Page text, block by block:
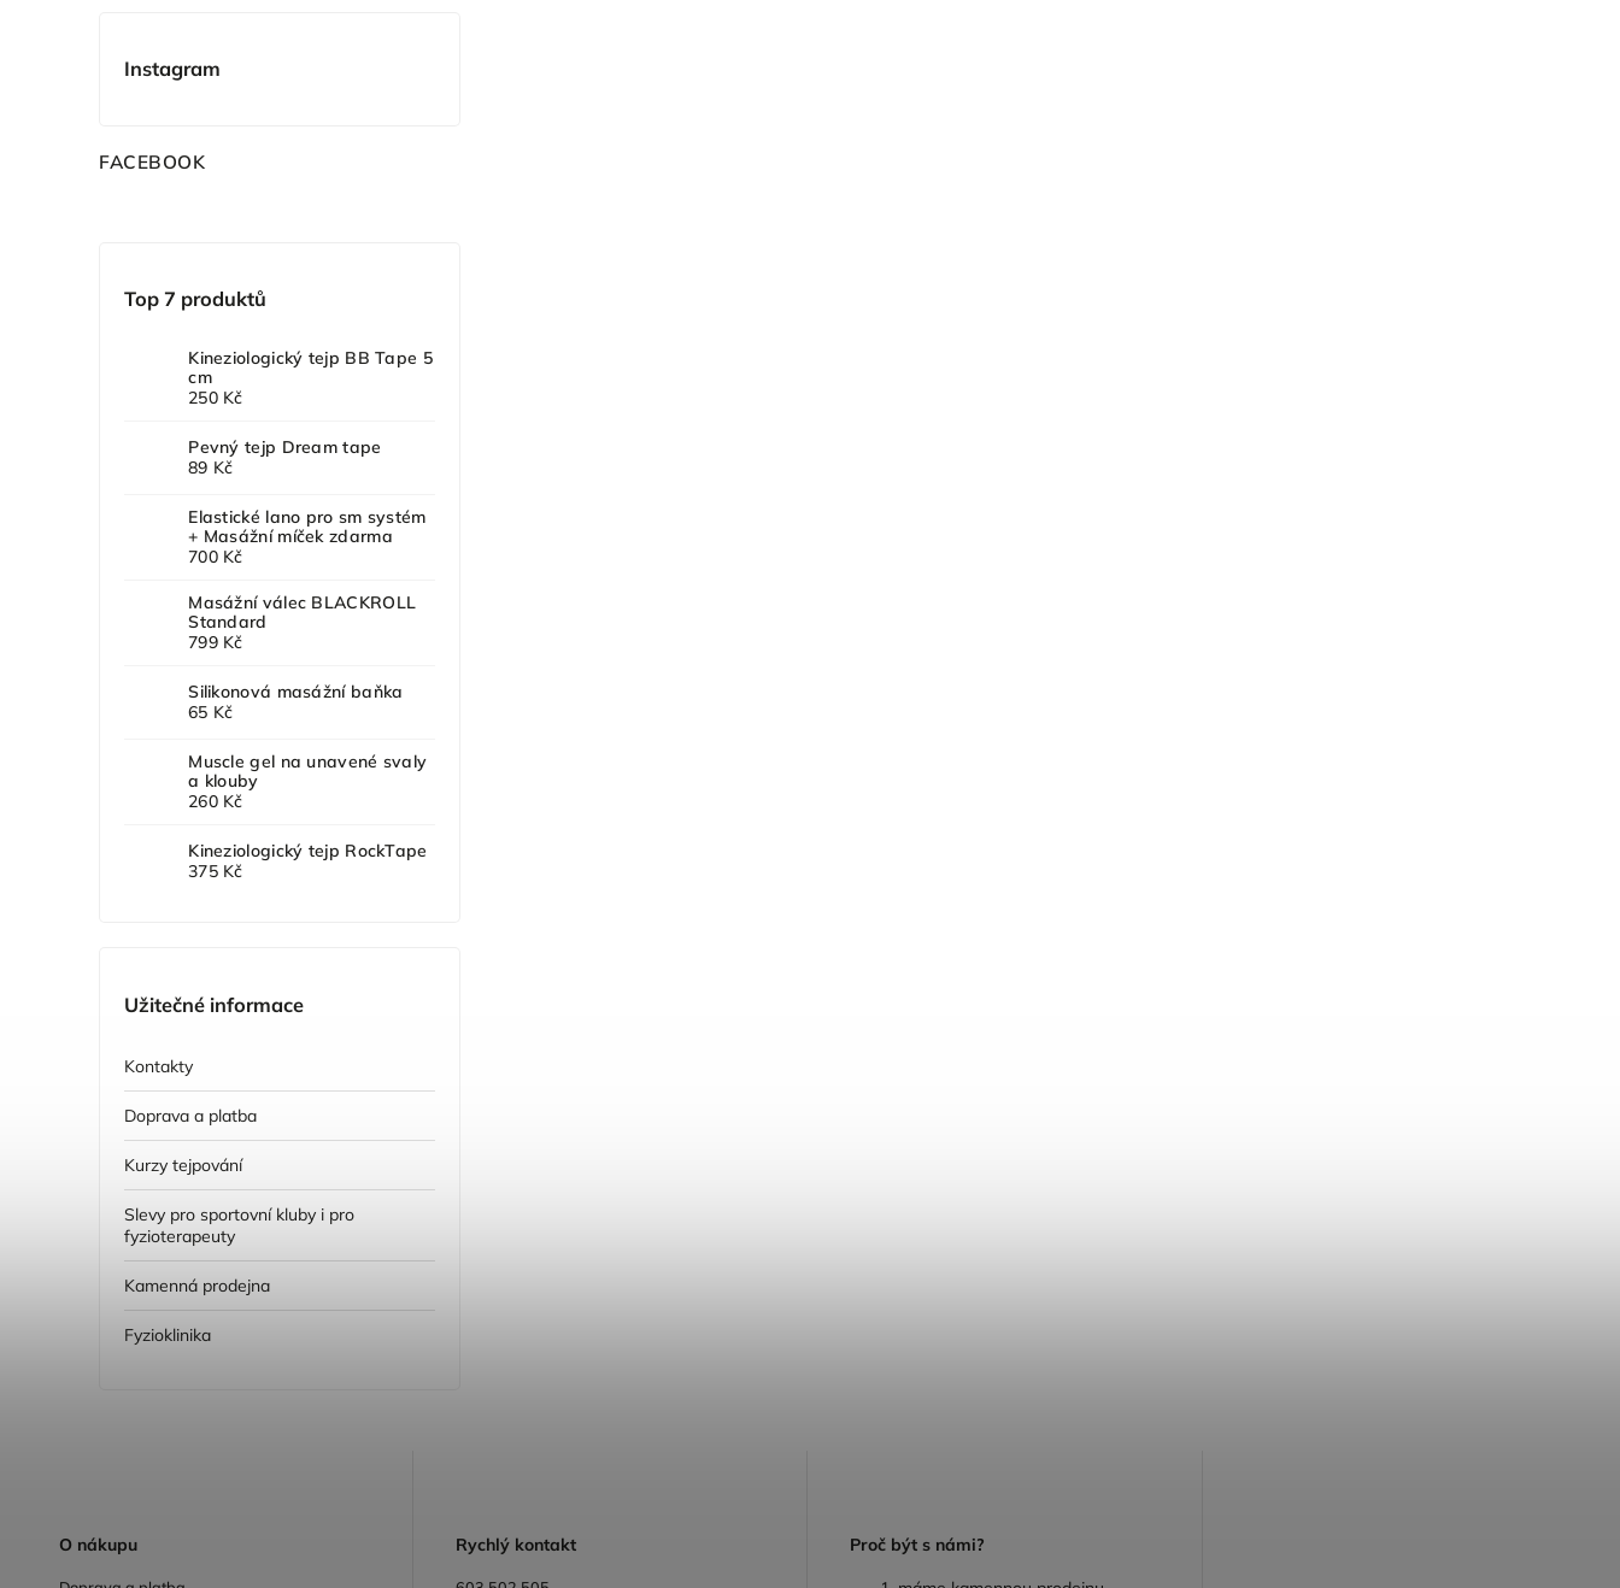
Instagram
FACEBOOK
Top 7 produktů
Kineziologický tejp BB Tape 5
cm
250 Kč
Pevný tejp Dream tape
89 Kč
Elastické lano pro sm systém
+ Masážní míček zdarma
700 Kč
Masážní válec BLACKROLL
Standard
799 Kč
Silikonová masážní baňka
65 Kč
Muscle gel na unavené svaly
a klouby
260 Kč
Kineziologický tejp RockTape
375 Kč
Užitečné informace
Kontakty
Doprava a platba
Kurzy tejpování
Slevy pro sportovní kluby i pro
fyzioterapeuty
Kamenná prodejna
Fyzioklinika
O nákupu Rychlý kontakt Proč být s námi?